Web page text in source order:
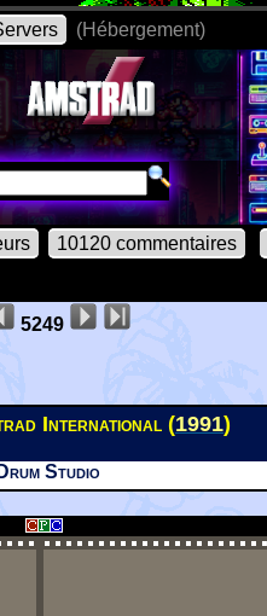
(Hébergement)
10120 commentaires
5249
International (1991)
Studio